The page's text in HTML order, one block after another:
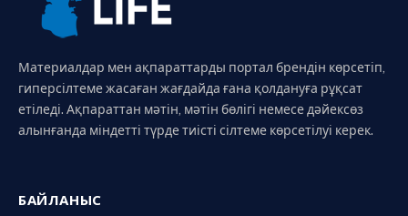
Материалдар мен ақпараттарды портал брендін көрсетіп,
гиперсілтеме жасаған жағдайда ғана қолдануға рұқсат
етіледі. Ақпараттан мәтін, мәтін бөлігі немесе дәйексөз
алынғанда міндетті түрде тиісті сілтеме көрсетілуі керек.
БАЙЛАНЫС